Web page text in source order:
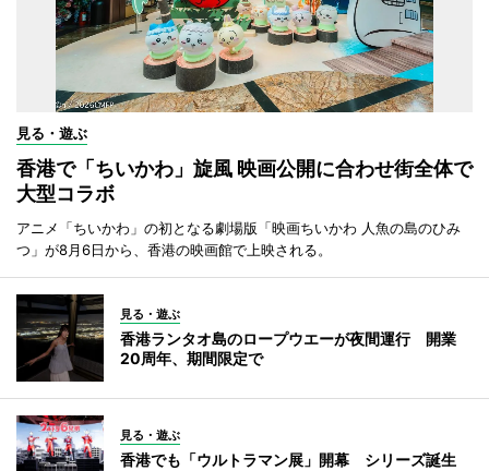
見る・遊ぶ
香港で「ちいかわ」旋風 映画公開に合わせ街全体で
大型コラボ
アニメ「ちいかわ」の初となる劇場版「映画ちいかわ 人魚の島のひみ
つ」が8月6日から、香港の映画館で上映される。
見る・遊ぶ
香港ランタオ島のロープウエーが夜間運行 開業
20周年、期間限定で
見る・遊ぶ
香港でも「ウルトラマン展」開幕 シリーズ誕生